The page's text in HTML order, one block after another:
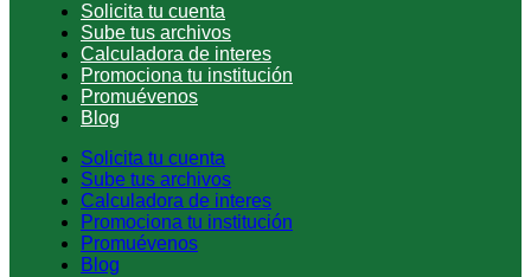
Solicita tu cuenta
Sube tus archivos
Calculadora de interes
Promociona tu institución
Promuévenos
Blog
Solicita tu cuenta
Sube tus archivos
Calculadora de interes
Promociona tu institución
Promuévenos
Blog